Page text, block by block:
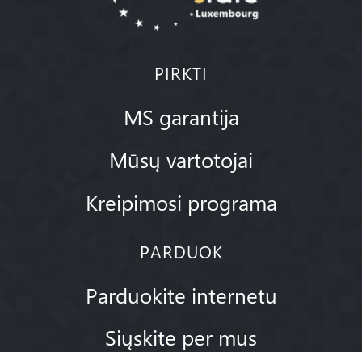
PIRKTI
MS garantija
Mūsų vartotojai
Kreipimosi programa
PARDUOK
Parduokite internetu
Siųskite per mus